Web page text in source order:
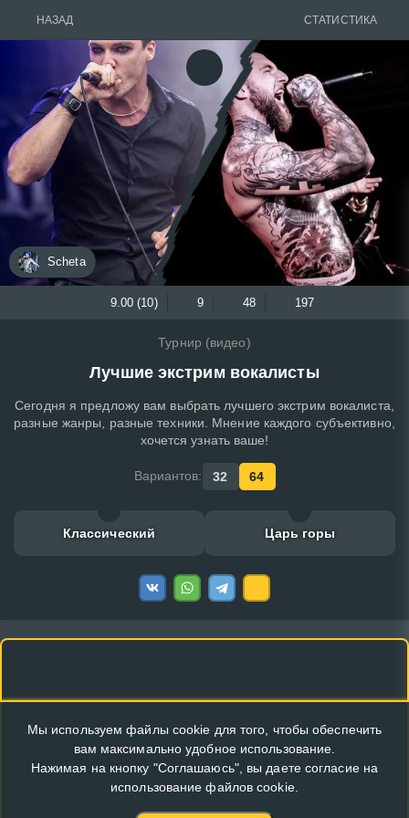
НАЗАД СТАТИСТИКА
Scheta
9.00 (10) 9 48 197
Турнир (видео)
Лучшие экстрим вокалисты
Сегодня я предложу вам выбрать лучшего экстрим вокалиста,
разные жанры, разные техники. Мнение каждого субъективно,
хочется узнать ваше!
Вариантов: 32 64
Классический Царь горы
Мы используем файлы cookie для того, чтобы обеспечить
вам максимально удобное использование.
Нажимая на кнопку "Соглашаюсь", вы даете согласие на
использование файлов cookie.